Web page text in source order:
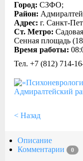
Город: СЗФО;
Район:
Адрес: г. Санкт-
Ст. Метро:
Сенная площадь
Время работы:
Тел. +7 (812) 714-
< Назад
Описание
Комментарии
0